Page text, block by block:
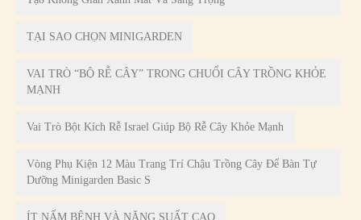
TẠI SAO CHỌN MINIGARDEN
VAI TRÒ “BỘ RỄ CÂY” TRONG CHUỔI CÂY TRỒNG KHỎE
MẠNH
Vai Trò Bột Kích Rễ Israel Giúp Bộ Rễ Cây Khỏe Mạnh
Vòng Phụ Kiện 12 Màu Trang Trí Chậu Trồng Cây Để Bàn Tự
Dưỡng Minigarden Basic S
ÍT NẤM BỆNH VÀ NĂNG SUẤT CAO